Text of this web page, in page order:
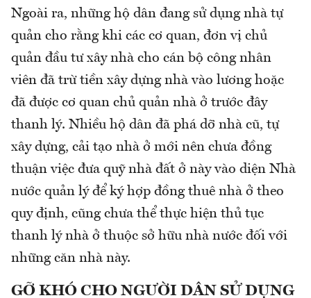
Ngoài ra, những hộ dân đang sử dụng nhà tự
quản cho rằng khi các cơ quan, đơn vị chủ
quản đầu tư xây nhà cho cán bộ công nhân
viên đã trừ tiền xây dựng nhà vào lương hoặc
đã được cơ quan chủ quản nhà ở trước đây
thanh lý. Nhiều hộ dân đã phá dỡ nhà cũ, tự
xây dựng, cải tạo nhà ở mới nên chưa đồng
thuận việc đưa quỹ nhà đất ở này vào diện Nhà
nước quản lý để ký hợp đồng thuê nhà ở theo
quy định, cũng chưa thể thực hiện thủ tục
thanh lý nhà ở thuộc sở hữu nhà nước đối với
những căn nhà này.
GỠ KHÓ CHO NGƯỜI DÂN SỬ DỤNG